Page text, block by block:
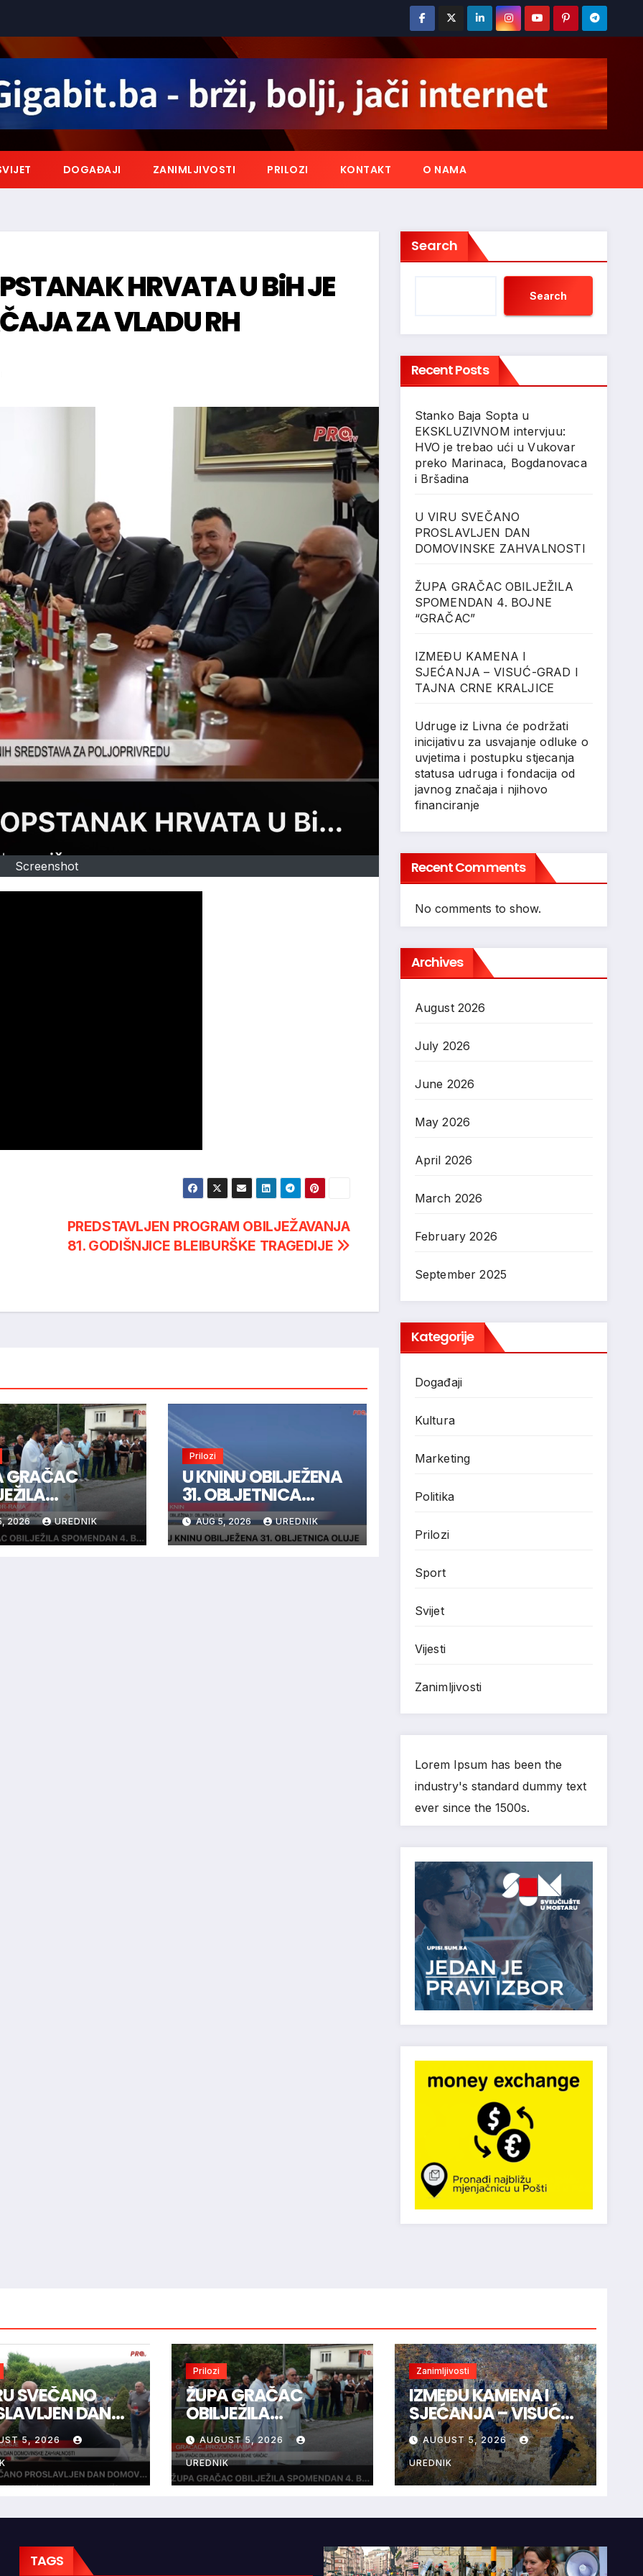
DOGAĐAJI ZANIMLJIVOSTI PRILOZI KONTAKT O NAMA
HRVATA U BiH JE
ZA VLADU RH
Screenshot
PREDSTAVLJEN PROGRAM OBILJEŽAVANJA
81. GODIŠNJICE BLEIBURŠKE TRAGEDIJE
GRAČAC
4.
“GRAČAC”
2026 UREDNIK
Prilozi
U KNINU OBILJEŽENA
31. OBLJETNICA
OLUJE
AUG 5, 2026 UREDNIK
Search
Search
Recent Posts
Stanko Baja Sopta u
EKSKLUZIVNOM intervjuu:
HVO je trebao ući u Vukovar
preko Marinaca, Bogdanovaca
i Bršadina
U VIRU SVEČANO
PROSLAVLJEN DAN
DOMOVINSKE ZAHVALNOSTI
ŽUPA GRAČAC OBILJEŽILA
SPOMENDAN 4. BOJNE
“GRAČAC”
IZMEĐU KAMENA I
SJEĆANJA – VISUĆ-GRAD I
TAJNA CRNE KRALJICE
Udruge iz Livna će podržati
inicijativu za usvajanje odluke o
uvjetima i postupku stjecanja
statusa udruga i fondacija od
javnog značaja i njihovo
financiranje
Recent Comments
No comments to show.
Archives
August 2026
July 2026
June 2026
May 2026
April 2026
March 2026
February 2026
September 2025
Kategorije
Događaji
Kultura
Marketing
Politika
Prilozi
Sport
Svijet
Vijesti
Zanimljivosti
Lorem Ipsum has been the
industry's standard dummy text
ever since the 1500s.
SVEČANO
DAN
5, 2026
Prilozi
ŽUPA GRAČAC
OBILJEŽILA
SPOMENDAN 4.
BOJNE “GRAČAC”
AUGUST 5, 2026
UREDNIK
Zanimljivosti
IZMEĐU KAMENA I
SJEĆANJA – VISUĆ-
GRAD I TAJNA CRNE
KRALJICE
AUGUST 5, 2026
UREDNIK
TAGS